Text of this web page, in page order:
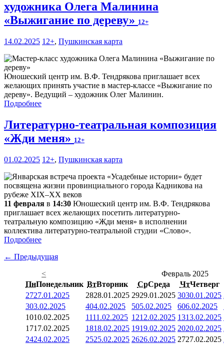
художника Олега Малинина
«Выжигание по дереву» 12+
14.02.2025 12+, Пушкинская карта
Юношеский центр им. В.Ф. Тендрякова приглашает всех
желающих принять участие в мастер-классе «Выжигание по
дереву». Ведущий – художник Олег Малинин.
Подробнее
Литературно-театральная композиция
«Жди меня» 12+
01.02.2025 12+, Пушкинская карта
11 февраля в 14:30 Юношеский центр им. В.Ф. Тендрякова
приглашает всех желающих посетить литературно-
театральную композицию «Жди меня» в исполнении
коллектива литературно-театральной студии «Слово».
Подробнее
← Предыдущая
<
Февраль 2025
ПнПонедельник ВтВторник СрСреда ЧтЧетверг
2727.01.2025 2828.01.2025 2929.01.2025 3030.01.2025
303.02.2025 404.02.2025 505.02.2025 606.02.2025
1010.02.2025 1111.02.2025 1212.02.2025 1313.02.2025
1717.02.2025 1818.02.2025 1919.02.2025 2020.02.2025
2424.02.2025 2525.02.2025 2626.02.2025 2727.02.2025